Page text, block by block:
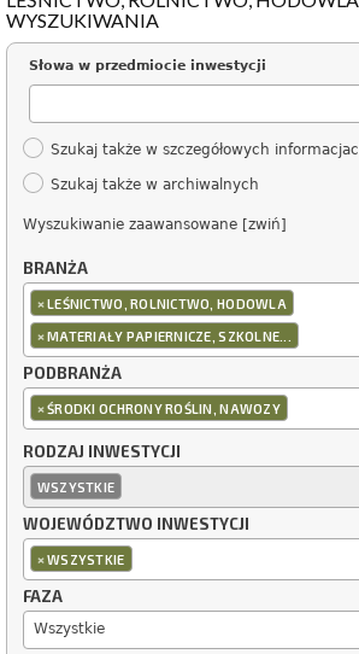
WYSZUKIWANIA
Słowa w przedmiocie inwestycji
Szukaj także w szczegółowych
Szukaj także w archiwalnych
Wyszukiwanie zaawansowane [zwiń]
BRANŻA
×LEŚNICTWO, ROLNICTWO, HODOWLA
×MATERIAŁY PAPIERNICZE, SZKOLNE...
PODBRANŻA
×ŚRODKI OCHRONY ROŚLIN, NAWOZY
RODZAJ INWESTYCJI
WSZYSTKIE
WOJEWÓDZTWO INWESTYCJI
×WSZYSTKIE
FAZA
Wszystkie